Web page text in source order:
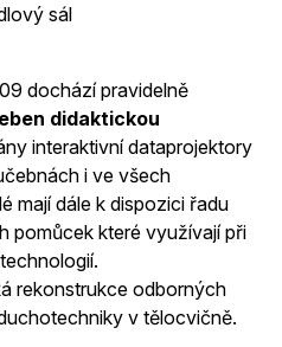
sál
dochází pravidelně
didaktickou
interaktivní dataprojektory
i ve všech
mají dále k dispozici řadu
pomůcek které využívají při
rekonstrukce odborných
v tělocvičně.